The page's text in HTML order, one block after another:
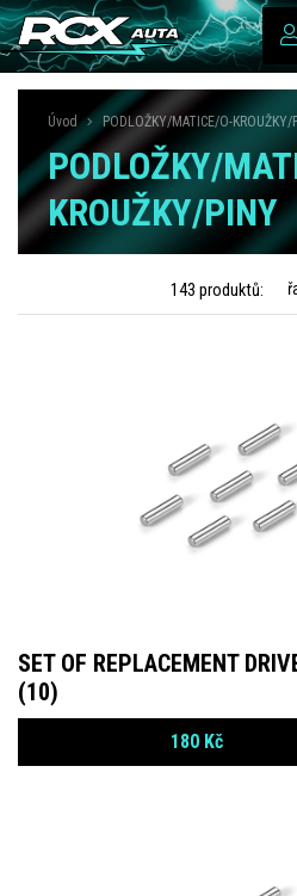
Úvod PODLOŽKY/MATICE/O-KROUŽKY/
PODLOŽKY/
KROUŽKY/PINY
143 produktů:
SET OF REPLACEMENT
(10)
180 Kč